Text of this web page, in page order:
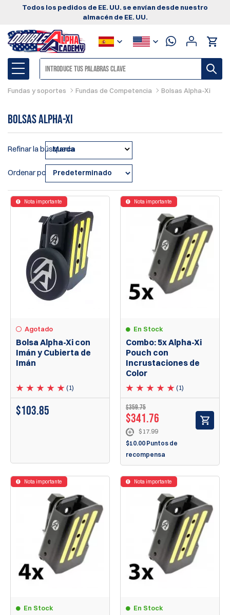
Todos los pedidos de EE. UU. se envían desde nuestro
almacén de EE. UU.
Fundas y soportes Fundas de Competencia Bolsas Alpha-Xi
Bolsas Alpha-Xi
Refinar la búsqueda
Marca
Ordenar por
Agotado
Bolsa Alpha-Xi con
Imán y Cubierta de
Imán
(1)
Nota importante
$103.85
En Stock
Combo: 5x Alpha-Xi
Pouch con
Incrustaciones de
Color
(1)
Nota importante
$359.75
$341.76
$17.99
$10.00 Puntos de
recompensa
En Stock
Nota importante
En Stock
Nota importante